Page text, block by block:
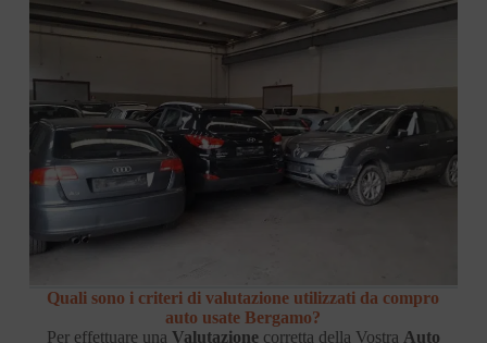
Quali sono i criteri di valutazione utilizzati da compro
auto usate Bergamo?
Per effettuare una Valutazionecorretta della Vostra Auto